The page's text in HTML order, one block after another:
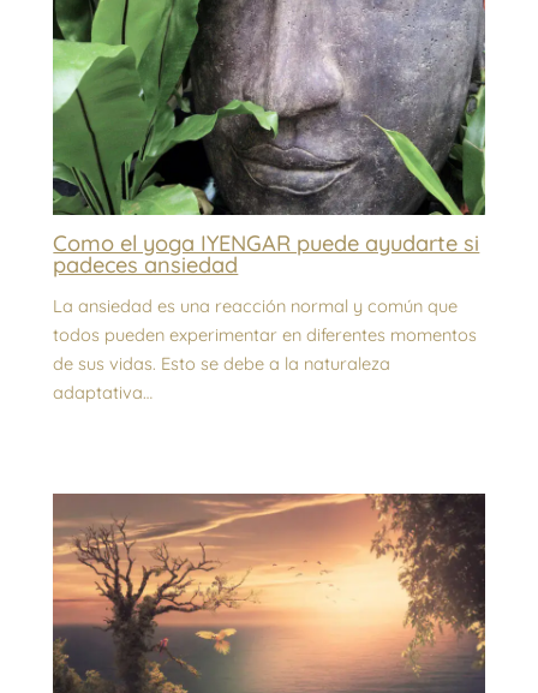
Como el yoga IYENGAR puede ayudarte si
padeces ansiedad
La ansiedad es una reacción normal y común que
todos pueden experimentar en diferentes momentos
de sus vidas. Esto se debe a la naturaleza
adaptativa…